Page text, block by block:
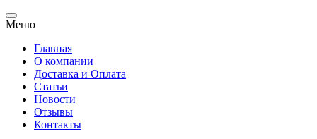
Меню
Главная
О компании
Доставка и Оплата
Статьи
Новости
Отзывы
Контакты